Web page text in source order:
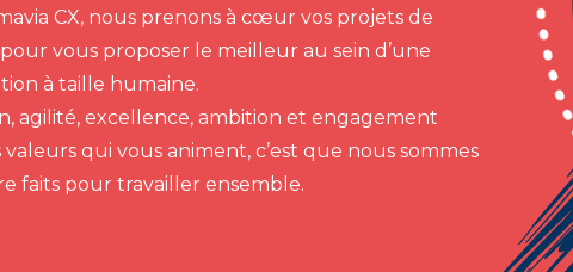
CX, nous prenons à cœur vos projets de
vous proposer le meilleur au sein d’une
à taille humaine.
agilité, excellence, ambition et engagement
valeurs qui vous animent, c’est que nous sommes
faits pour travailler ensemble.